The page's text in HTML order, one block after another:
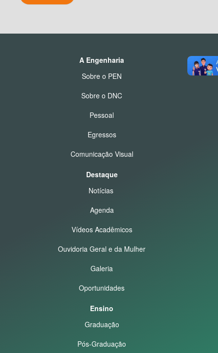
A Engenharia
Sobre o PEN
Sobre o DNC
Pessoal
Egressos
Comunicação Visual
Destaque
Notícias
Agenda
Vídeos Acadêmicos
Ouvidoria Geral e da Mulher
Galeria
Oportunidades
Ensino
Graduação
Pós-Graduação